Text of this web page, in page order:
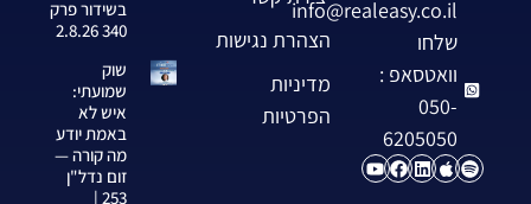
info@realeasy.co.il
שלחו
וואטסאפ :
050-
6205050
הצהרת נגישות
מדיניות
הפרטיות
בשידור פרק
340 2.8.26
שוק
שמועתי:
איש לא
באמת יודע
מה קורה —
זום נדל"ן
253 |